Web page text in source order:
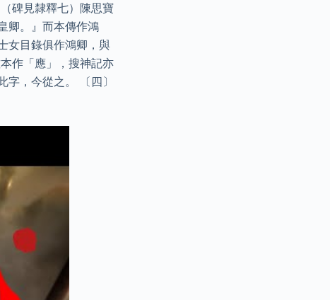
碑見隸釋七）陳思寶
卿。』而本傳作鴻
女目錄俱作鴻卿，與
作「應」，搜神記亦
，今從之。 〔四〕